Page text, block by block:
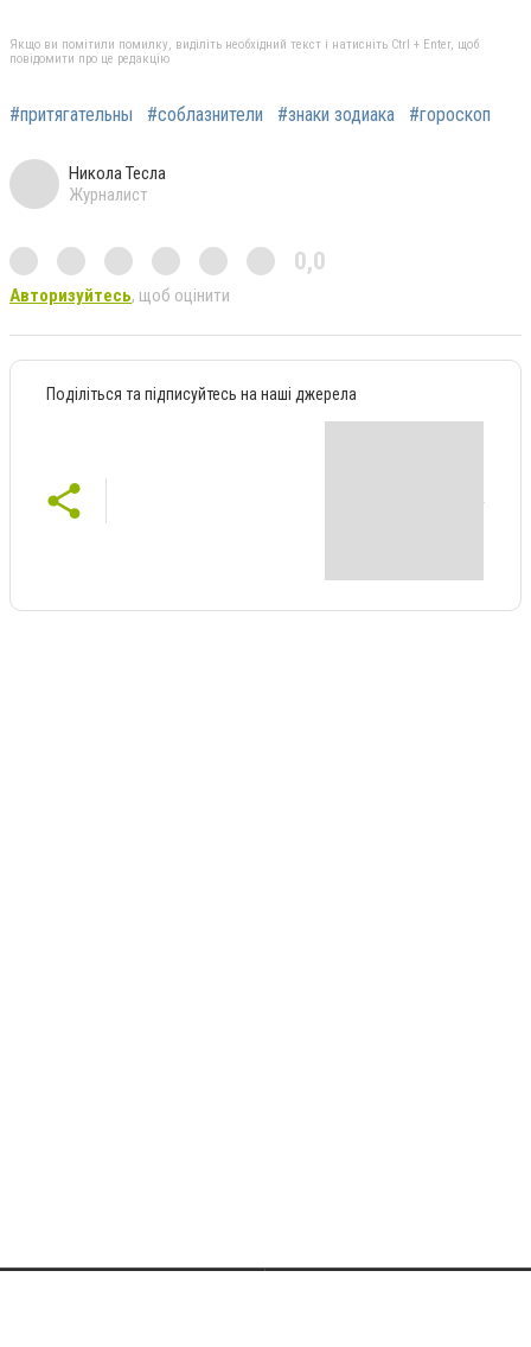
Якщо ви помітили помилку, виділіть необхідний текст і натисніть Ctrl + Enter, щоб
повідомити про це редакцію
#притягательны #соблазнители #знаки зодиака #гороскоп
Никола Тесла
Журналист
0,0
Авторизуйтесь, щоб оцінити
Поділіться та підписуйтесь на наші джерела